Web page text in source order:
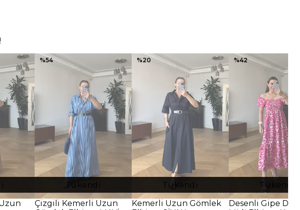
Tükendi
%54
Çizgili Kemerli Uzun
Tükendi
%20
Kemerli Uzun Gömlek
Tükendi
%42
Desenli Gipe